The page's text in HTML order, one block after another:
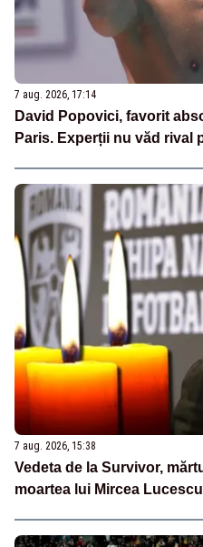
7 aug. 2026, 17:14
David Popovici, favorit
Paris. Experții nu văd rival
7 aug. 2026, 15:38
Vedeta de la Survivor,
moartea lui Mircea